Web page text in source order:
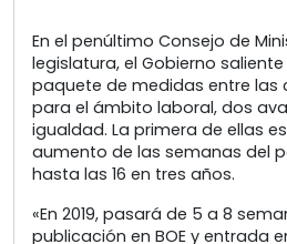
En el penúltimo Consejo de
legislatura, el Gobierno
paquete de medidas entre las
para el ámbito laboral, dos
igualdad. La primera de ellas
aumento de las semanas del
hasta las 16 en tres años.
«En 2019, pasará de 5 a 8
publicación en BOE y entrada